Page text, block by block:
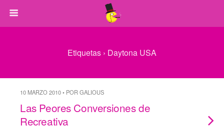
Etiquetas › Daytona USA
10 MARZO 2010 • POR GALIOUS
Las Peores Conversiones de
Recreativa